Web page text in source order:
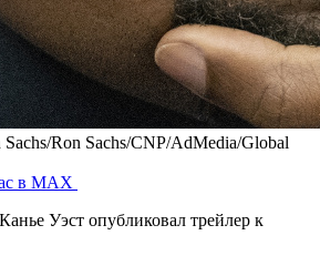
Ron Sachs/CNP/AdMedia/Global
в MAX
Уэст опубликовал трейлер к